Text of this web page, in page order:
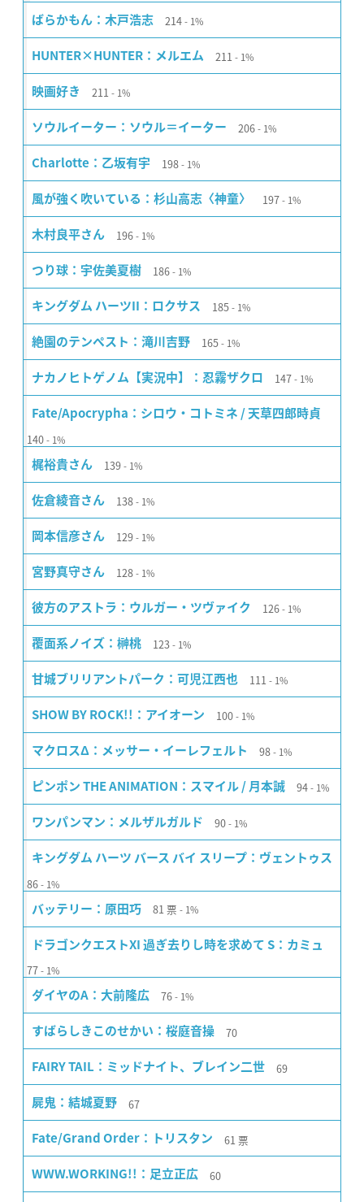
ばらかもん：木戸浩志 214 1%
HUNTER×HUNTER：メルエム 211 1%
映画好き 211 1%
ソウルイーター：ソウル＝イーター 206 1%
Charlotte：乙坂有宇 198 1%
風が強く吹いている：杉山高志〈神童〉 197 1%
木村良平さん 196 1%
つり球：宇佐美夏樹 186 1%
キングダム ハーツII：ロクサス 185 1%
絶園のテンペスト：滝川吉野 165 1%
ナカノヒトゲノム【実況中】：忍霧ザクロ 147 1%
Fate/Apocrypha：シロウ・コトミネ / 天草四郎時貞
140 1%
梶裕貴さん 139 1%
佐倉綾音さん 138 1%
岡本信彦さん 129 1%
宮野真守さん 128 1%
彼方のアストラ：ウルガー・ツヴァイク 126 1%
覆面系ノイズ：榊桃 123 1%
甘城ブリリアントパーク：可児江西也 111 1%
SHOW BY ROCK!!：アイオーン 100 1%
マクロスΔ：メッサー・イーレフェルト 98 1%
ピンポン THE ANIMATION：スマイル / 月本誠 94 1%
ワンパンマン：メルザルガルド 90 1%
キングダム ハーツ バース バイ スリープ：ヴェントゥス
86 1%
バッテリー：原田巧 81 票 1%
ドラゴンクエストXI 過ぎ去りし時を求めて S：カミュ
77 1%
ダイヤのA：大前隆広 76 1%
すばらしきこのせかい：桜庭音操 70
FAIRY TAIL：ミッドナイト、ブレイン二世 69
屍鬼：結城夏野 67
Fate/Grand Order：トリスタン 61 票
WWW.WORKING!!：足立正広 60